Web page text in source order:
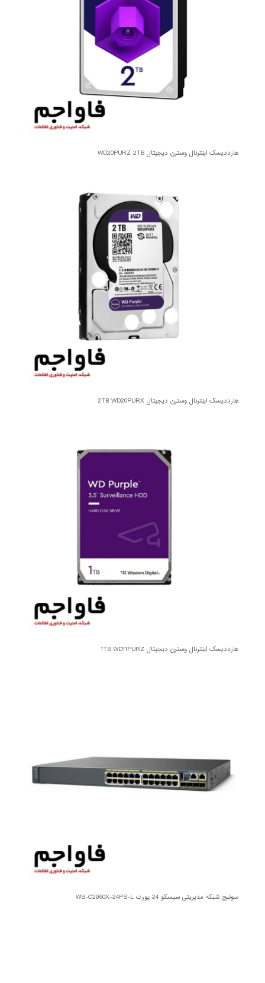
هارددیسک اینترنال وسترن دیجیتال WD20PURZ 2TB
هارددیسک اینترنال وسترن دیجیتال 2TB WD20PURX
هارددیسک اینترنال وسترن دیجیتال 1TB WD11PURZ
سوئیچ شبکه مدیریتی سیسکو 24 پورت WS-C2960X-24PS-L